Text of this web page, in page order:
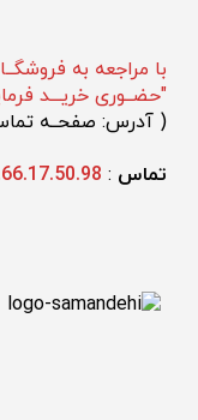
با مراجعه به
"حضــوری خریـــد
( آدرس: صفحــه
تماس :